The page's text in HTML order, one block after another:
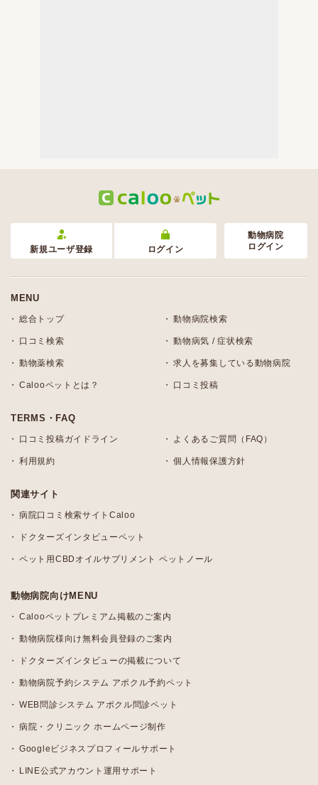
新規ユーザ登録 ログイン
動物病院
ログイン
MENU
総合トップ 動物病院検索
口コミ検索 動物病気 / 症状検索
動物薬検索 求人を募集している動物病院
Calooペットとは？ 口コミ投稿
TERMS・FAQ
口コミ投稿ガイドライン よくあるご質問（FAQ）
利用規約 個人情報保護方針
関連サイト
病院口コミ検索サイトCaloo
ドクターズインタビューペット
ペット用CBDオイルサプリメント ペットノール
動物病院向けMENU
Calooペットプレミアム掲載のご案内
動物病院様向け無料会員登録のご案内
ドクターズインタビューの掲載について
動物病院予約システム アポクル予約ペット
WEB問診システム アポクル問診ペット
病院・クリニック ホームページ制作
Googleビジネスプロフィールサポート
LINE公式アカウント運用サポート